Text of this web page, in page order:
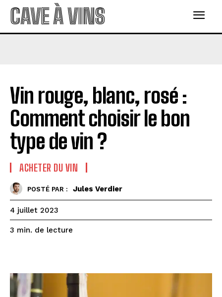
CAVE À VINS
Vin rouge, blanc, rosé :
Comment choisir le bon
type de vin ?
ACHETER DU VIN
POSTÉ PAR : Jules Verdier
4 juillet 2023
3 min. de lecture